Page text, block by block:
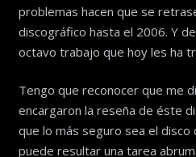
problemas hacen que se
discográfico hasta el 2006. Y
octavo trabajo que hoy les ha
Tengo que reconocer que me
encargaron la reseña de éste
que lo más seguro sea el disco
puede resultar una tarea